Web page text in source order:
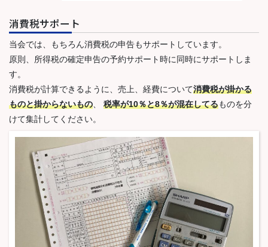
消費税サポート
当会では、もちろん消費税の申告もサポートしています。
原則、所得税の確定申告の予約サポート時に同時にサポートしま
す。
消費税が計算できるように、売上、経費について消費税が掛かる
ものと掛からないもの、 税率が10％と8％が混在してるものを分
けて集計してください。